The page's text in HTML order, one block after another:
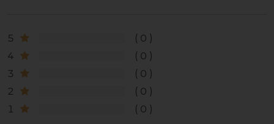
5
0
4
0
3
0
2
0
1
0